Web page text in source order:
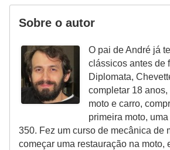
Sobre o autor
O pai de André já
clássicos antes de
Diplomata,
completar 18
moto e carro,
primeira moto,
350. Fez um curso de mecânica de
começar uma restauração na moto,
l
l
m
a
n
u
t
e